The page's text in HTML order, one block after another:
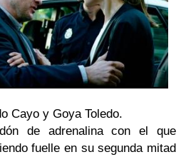
Cayo y Goya Toledo.
de adrenalina con el que
fuelle en su segunda mitad